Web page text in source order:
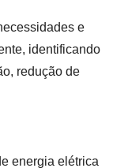
e
identificando
redução de
energia elétrica